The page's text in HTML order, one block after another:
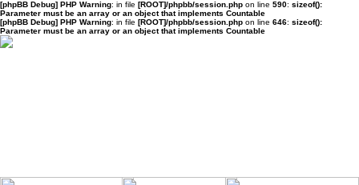
[phpBB Debug] PHP Warning: in file [ROOT]/phpbb/session.php on line 590: sizeof():
Parameter must be an array or an object that implements Countable
[phpBB Debug] PHP Warning: in file [ROOT]/phpbb/session.php on line 646: sizeof():
Parameter must be an array or an object that implements Countable